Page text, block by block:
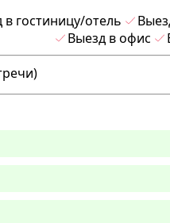
в гостиницу/отель
Выезд в офис